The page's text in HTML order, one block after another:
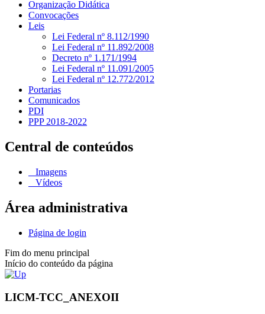
Organização Didática
Convocações
Leis
Lei Federal nº 8.112/1990
Lei Federal nº 11.892/2008
Decreto nº 1.171/1994
Lei Federal nº 11.091/2005
Lei Federal nº 12.772/2012
Portarias
Comunicados
PDI
PPP 2018-2022
Central de conteúdos
Imagens
Vídeos
Área administrativa
Página de login
Fim do menu principal
Início do conteúdo da página
LICM-TCC_ANEXOII